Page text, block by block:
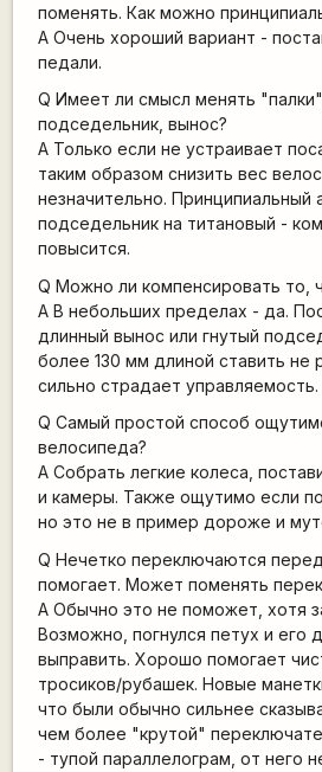
поменять. Как можно
A Очень хороший вариант -
педали.
Q Имеет ли смысл менять "палки"
подседельник, вынос?
A Только если не устраивает
таким образом снизить вес
незначительно. Принципиальный
подседельник на титановый -
повысится.
Q Можно ли компенсировать то,
A В небольших пределах - да.
длинный вынос или гнутый
более 130 мм длиной ставить не
сильно страдает управляемость.
Q Самый простой способ
велосипеда?
A Собрать легкие колеса,
и камеры. Также ощутимо если
но это не в пример дороже и
Q Нечетко переключаются
помогает. Может поменять
A Обычно это не поможет, хотя
Возможно, погнулся петух и его
выправить. Хорошо помогает
тросиков/рубашек. Новые
что были обычно сильнее
чем более "крутой"
- тупой параллелограм, от него